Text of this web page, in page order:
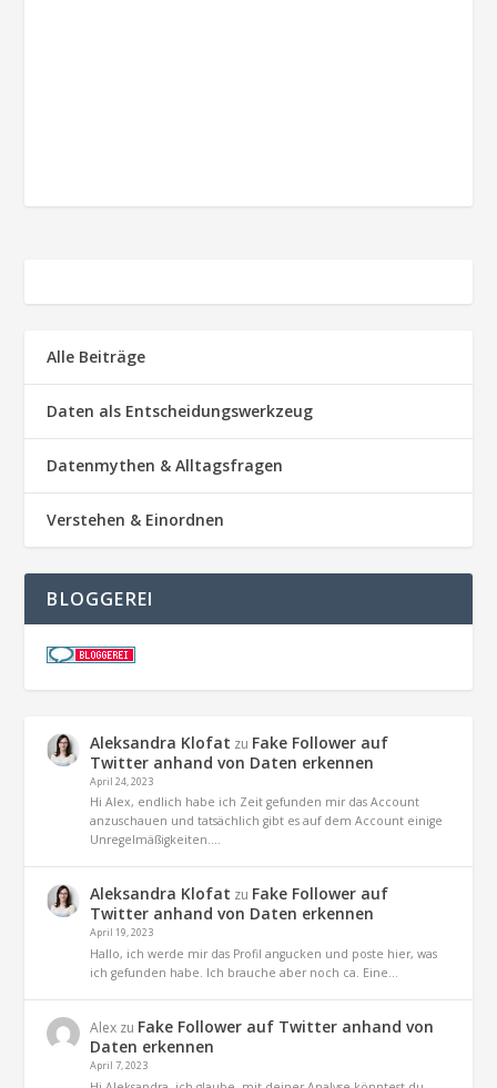
Alle Beiträge
Daten als Entscheidungswerkzeug
Datenmythen & Alltagsfragen
Verstehen & Einordnen
BLOGGEREI
Aleksandra Klofat zu Fake Follower auf
Twitter anhand von Daten erkennen
April 24, 2023
Hi Alex, endlich habe ich Zeit gefunden mir das Account
anzuschauen und tatsächlich gibt es auf dem Account einige
Unregelmäßigkeiten.…
Aleksandra Klofat zu Fake Follower auf
Twitter anhand von Daten erkennen
April 19, 2023
Hallo, ich werde mir das Profil angucken und poste hier, was
ich gefunden habe. Ich brauche aber noch ca. Eine…
Alex zu Fake Follower auf Twitter anhand von
Daten erkennen
April 7, 2023